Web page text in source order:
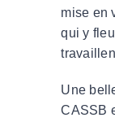
mise en
qui y
Une
CASSB